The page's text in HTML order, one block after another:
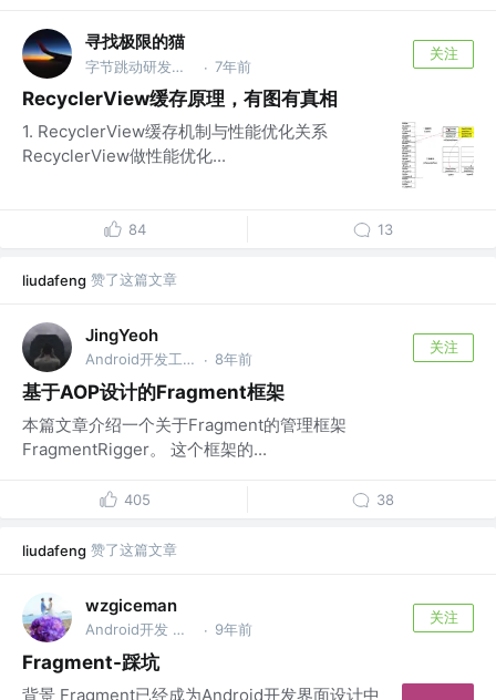
寻找极限的猫
字节跳动研发工程师 · 7年前
关注
RecyclerView缓存原理，有图有真相
1. RecyclerView缓存机制与性能优化关系
RecyclerView做性能优化...
84 13
liudafeng 赞了这篇文章
JingYeoh
Android开发工程师 @字节跳动 · 8年前
关注
基于AOP设计的Fragment框架
本篇文章介绍一个关于Fragment的管理框架
FragmentRigger。 这个框架的...
405 38
liudafeng 赞了这篇文章
wzgiceman
Android开发 @大连早道教育科技有限公司 · 9年前
关注
Fragment-踩坑
背景 Fragment已经成为Android开发界面设计中